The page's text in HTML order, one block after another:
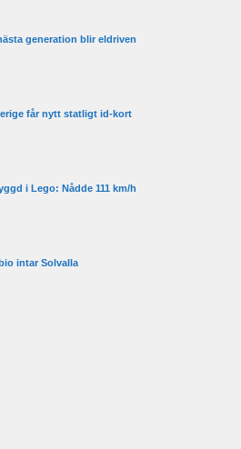
generation blir eldriven
får nytt statligt id-kort
i Lego: Nådde 111 km/h
intar Solvalla